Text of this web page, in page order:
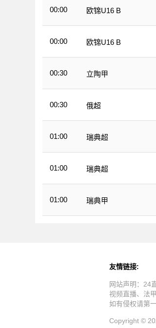
00:00 欧锦U16 B
00:00 欧锦U16 B
00:30 立陶甲
00:30 俄超
01:00 瑞典超
01:00 瑞典超
01:00 瑞典甲
友情链接:
网站声明：24
视频直播、法
如有侵权请第
Copyright ©